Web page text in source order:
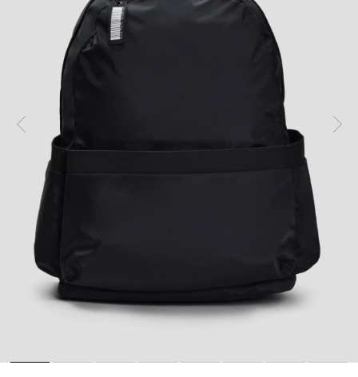
1 2 3 4 5 6 7 8